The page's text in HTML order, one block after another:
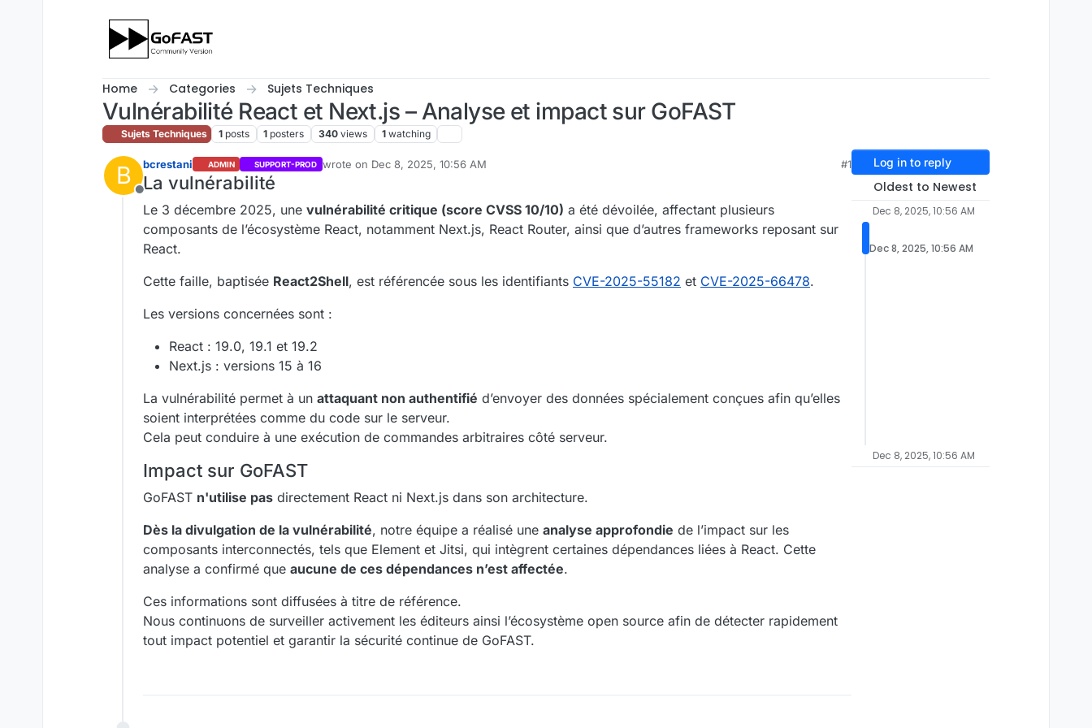
Home Categories Sujets Techniques
Vulnérabilité React et Next.js – Analyse et impact sur GoFAST
Sujets Techniques 1 posts 1 posters 340 views 1 watching
B
Offline
bcrestani ADMIN SUPPORT-PROD wrote on Dec 8, 2025, 10:56 AM
last edited by
#1
La vulnérabilité
Le 3 décembre 2025, une vulnérabilité critique (score CVSS 10/10) a été dévoilée, affectant plusieurs
composants de l’écosystème React, notamment Next.js, React Router, ainsi que d’autres frameworks reposant sur
React.
Cette faille, baptisée React2Shell, est référencée sous les identifiants CVE-2025-55182 et CVE-2025-66478.
Les versions concernées sont :
React : 19.0, 19.1 et 19.2
Next.js : versions 15 à 16
La vulnérabilité permet à un attaquant non authentifié d’envoyer des données spécialement conçues afin qu’elles
soient interprétées comme du code sur le serveur.
Cela peut conduire à une exécution de commandes arbitraires côté serveur.
Impact sur GoFAST
GoFAST n'utilise pas directement React ni Next.js dans son architecture.
Dès la divulgation de la vulnérabilité, notre équipe a réalisé une analyse approfondie de l’impact sur les
composants interconnectés, tels que Element et Jitsi, qui intègrent certaines dépendances liées à React. Cette
analyse a confirmé que aucune de ces dépendances n’est affectée.
Ces informations sont diffusées à titre de référence.
Nous continuons de surveiller activement les éditeurs ainsi l’écosystème open source afin de détecter rapidement
tout impact potentiel et garantir la sécurité continue de GoFAST.
Log in to reply
Oldest to Newest
Dec 8, 2025, 10:56 AM
Dec 8, 2025, 10:56 AM
Dec 8, 2025, 10:56 AM